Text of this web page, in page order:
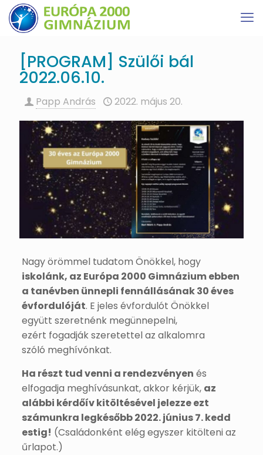
[PROGRAM] Szülői bál
2022.06.10.
Papp András 2022. május 20.
Nagy örömmel tudatom Önökkel, hogy
iskolánk, az Európa 2000 Gimnázium ebben
a tanévben ünnepli fennállásának 30 éves
évfordulóját. E jeles évfordulót Önökkel
együtt szeretnénk megünnepelni,
ezért fogadják szeretettel az alkalomra
szóló meghívónkat.
Ha részt tud venni a rendezvényen és
elfogadja meghívásunkat, akkor kérjük, az
alábbi kérdőív kitöltésével jelezze ezt
számunkra legkésőbb 2022. június 7. kedd
estig! (Családonként elég egyszer kitölteni az
űrlapot.)